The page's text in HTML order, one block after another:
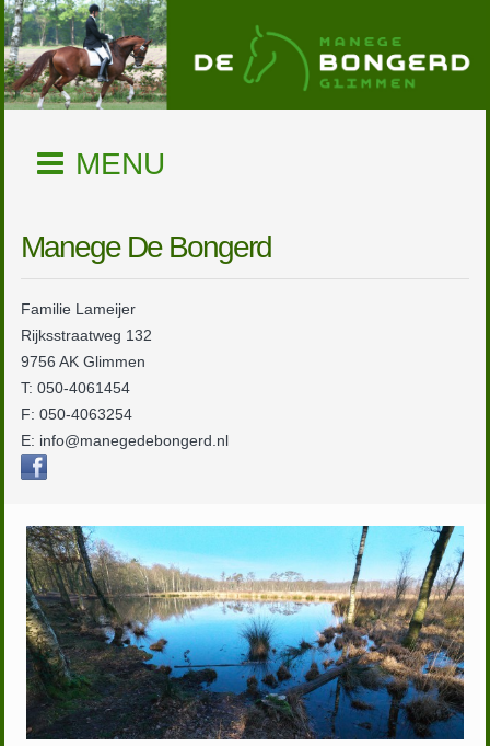
MENU
Manege De Bongerd
Familie Lameijer
Rijksstraatweg 132
9756 AK Glimmen
T: 050-4061454
F: 050-4063254
E: info@manegedebongerd.nl